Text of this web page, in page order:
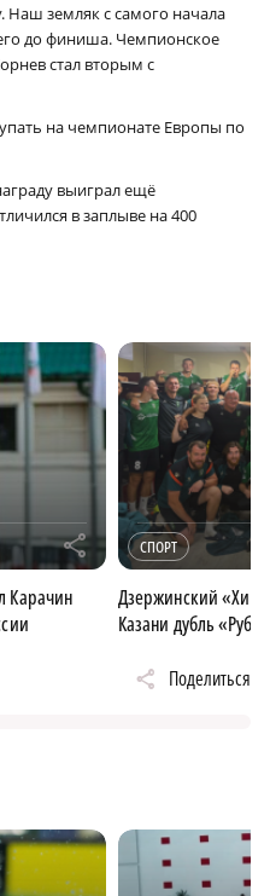
Наш земляк с самого начала
до финиша. Чемпионское
стал вторым с
на чемпионате Европы по
выиграл ещё
в заплыве на 400
r
Карачин
СПОРТ
Дзержинский
Казани дубль
Поделиться
×